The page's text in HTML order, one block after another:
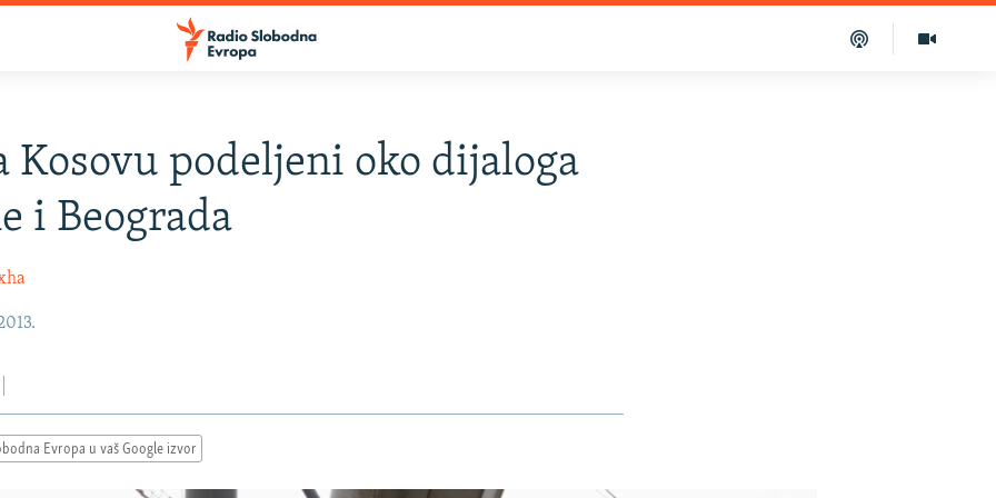
Kosovu podeljeni oko dijaloga
i Beograda
Evropa u vaš Google izvor